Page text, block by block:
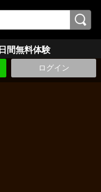
間無料体験
ログイン